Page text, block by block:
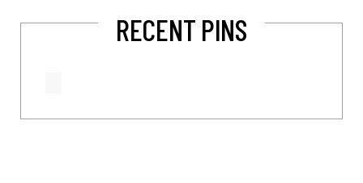
RECENT PINS